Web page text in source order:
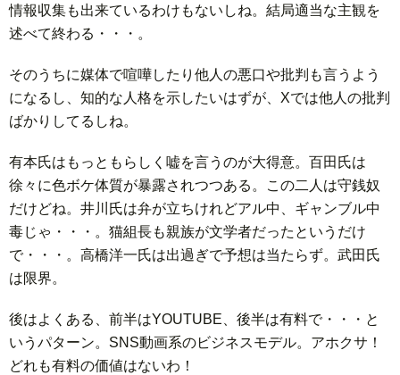
情報収集も出来ているわけもないしね。結局適当な主観を
述べて終わる・・・。
そのうちに媒体で喧嘩したり他人の悪口や批判も言うよう
になるし、知的な人格を示したいはずが、Xでは他人の批判
ばかりしてるしね。
有本氏はもっともらしく嘘を言うのが大得意。百田氏は
徐々に色ボケ体質が暴露されつつある。この二人は守銭奴
だけどね。井川氏は弁が立ちけれどアル中、ギャンブル中
毒じゃ・・・。猫組長も親族が文学者だったというだけ
で・・・。高橋洋一氏は出過ぎで予想は当たらず。武田氏
は限界。
後はよくある、前半はYOUTUBE、後半は有料で・・・と
いうパターン。SNS動画系のビジネスモデル。アホクサ！
どれも有料の価値はないわ！